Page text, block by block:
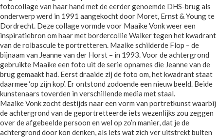
fotocollage van haar hand met de eerder genoemde DHS-brug als
onderwerp werd in 1991 aangekocht door Moret, Ernst & Young te
Dordrecht. Deze collage vormde voor Maaike Vonk weer een
inspiratiebron om haar met bordercollie Walker tegen het kwadrant
van de rolbascule te portretteren. Maaike schilderde Flop – de
bijnaam van Jeanne van der Horst – in 1993. Voor de achtergrond
gebruikte Maaike een foto uit de serie opnames die Jeanne van de
brug gemaakt had. Eerst draaide zij de foto om, het kwadrant staat
daarmee ‘op zijn kop’. Er ontstond zodoende een nieuw beeld. Beide
kunstenaars toverden in verschillende media met staal.
Maaike Vonk zocht destijds naar een vorm van portretkunst waarbij
de achtergrond van de geportretteerde iets wezenlijks zou zeggen
over de afgebeelde persoon en wel op zo’n manier, dat je de
achtergrond door kon denken, als iets wat zich ver uitstrekt buiten